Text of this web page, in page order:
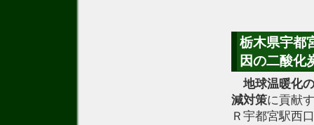
栃木県宇都
因の二酸化
地球温暖化
減対策に貢献
Ｒ宇都宮駅西